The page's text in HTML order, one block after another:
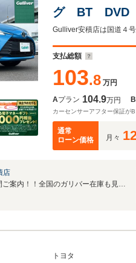
グ BT DVD
ス プリクラ
ト ドアバイ
支払総額
103.8 万円
Aプラン 104.9万円 B
カーセンサーアフター保証が
通常
ローン価格
月々
店
トヨタ